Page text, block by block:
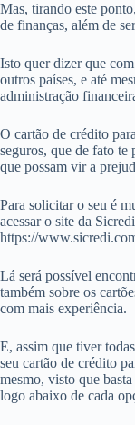
Mas, tirando este
de finanças, além de
Isto quer dizer que
outros países, e até
administração
O cartão de crédito
seguros, que de fato te
que possam vir a
Para solicitar o seu é
acessar o site da
https://
Lá será possível
também sobre os
com mais experiência.
E, assim que tiver
seu cartão de crédito
mesmo, visto que
logo abaixo de cada